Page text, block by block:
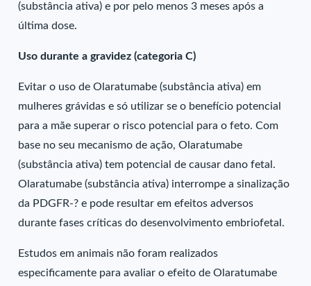
(substância ativa) e por pelo menos 3 meses após a
última dose.
Uso durante a gravidez (categoria C)
Evitar o uso de Olaratumabe (substância ativa) em
mulheres grávidas e só utilizar se o benefício potencial
para a mãe superar o risco potencial para o feto. Com
base no seu mecanismo de ação, Olaratumabe
(substância ativa) tem potencial de causar dano fetal.
Olaratumabe (substância ativa) interrompe a sinalização
da PDGFR-? e pode resultar em efeitos adversos
durante fases críticas do desenvolvimento embriofetal.
Estudos em animais não foram realizados
especificamente para avaliar o efeito de Olaratumabe